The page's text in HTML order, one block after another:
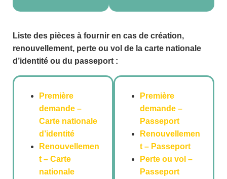
Liste des pièces à fournir en cas de création,
renouvellement, perte ou vol de la carte nationale
d’identité ou du passeport :
Première
demande –
Carte nationale
d’identité
Renouvellemen
t – Carte
nationale
Première
demande –
Passeport
Renouvellemen
t – Passeport
Perte ou vol –
Passeport